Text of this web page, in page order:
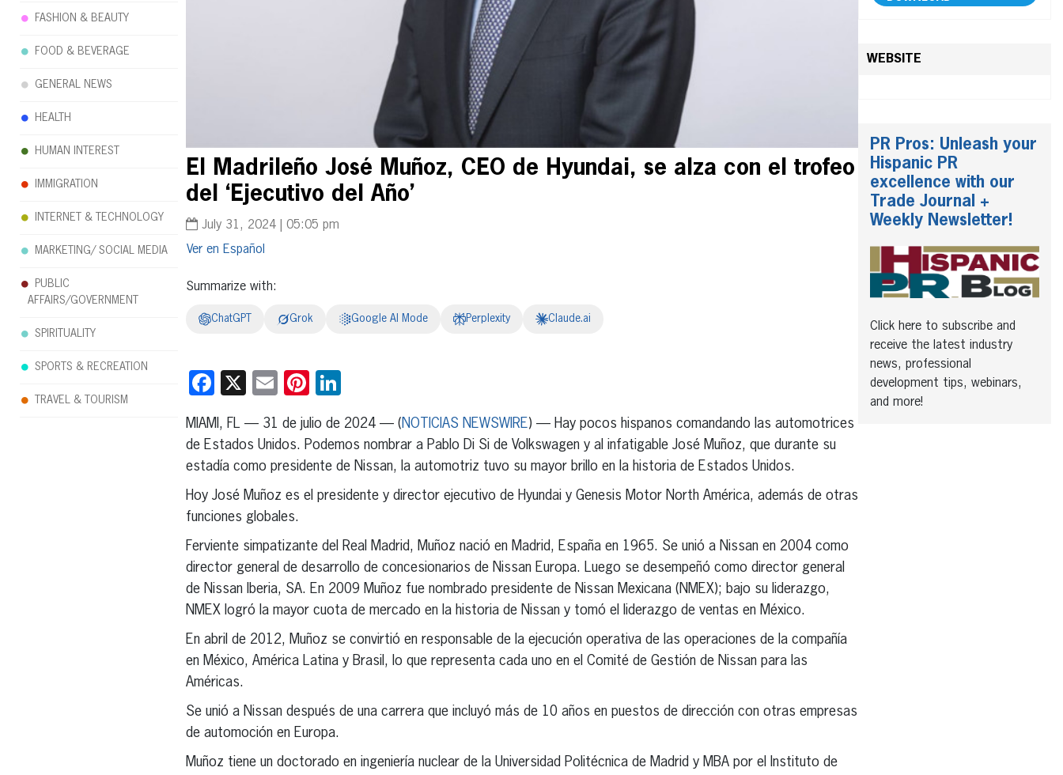
El Madrileño José Muñoz, CEO de Hyundai, se alza con el trofeo
del ‘Ejecutivo del Año’
July 31, 2024 | 05:05 pm
Español
Summarize with:
ChatGPT Grok Google AI Mode Perplexity Claude.ai
Facebook
X EmailPinterest
MIAMI, FL — 31 de julio de 2024 — (NOTICIAS NEWSWIRE) — Hay pocos hispanos comandando las automotrices
de Estados Unidos. Podemos nombrar a Pablo Di Si de Volkswagen y al infatigable José Muñoz, que durante su
estadía como presidente de Nissan, la automotriz tuvo su mayor brillo en la historia de Estados Unidos.
Hoy José Muñoz es el presidente y director ejecutivo de Hyundai y Genesis Motor North América, además de otras
funciones globales.
Ferviente simpatizante del Real Madrid, Muñoz nació en Madrid, España en 1965. Se unió a Nissan en 2004 como
director general de desarrollo de concesionarios de Nissan Europa. Luego se desempeñó como director general
de Nissan Iberia, SA. En 2009 Muñoz fue nombrado presidente de Nissan Mexicana (NMEX); bajo su liderazgo,
NMEX logró la mayor cuota de mercado en la historia de Nissan y tomó el liderazgo de ventas en México.
En abril de 2012, Muñoz se convirtió en responsable de la ejecución operativa de las operaciones de la compañía
en México, América Latina y Brasil, lo que representa cada uno en el Comité de Gestión de Nissan para las
Américas.
Se unió a Nissan después de una carrera que incluyó más de 10 años en puestos de dirección con otras empresas
de automoción en Europa.
Muñoz tiene un doctorado en ingeniería nuclear de la Universidad Politécnica de Madrid y MBA por el Instituto de
WEBSITE
PR Pros: Unleash your
Hispanic PR
excellence with our
Trade Journal +
Weekly Newsletter!
Click here to subscribe and
receive the latest industry
news, professional
development tips, webinars,
and more!
FASHION & BEAUTY
FOOD & BEVERAGE
GENERAL NEWS
HEALTH
HUMAN INTEREST
IMMIGRATION
INTERNET & TECHNOLOGY
MARKETING/ SOCIAL MEDIA
PUBLIC
AFFAIRS/GOVERNMENT
SPIRITUALITY
SPORTS & RECREATION
TRAVEL & TOURISM